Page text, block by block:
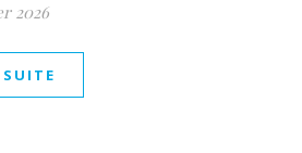
2026